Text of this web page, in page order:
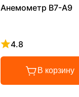
Анемометр В7-А9
4.8
Рейтинг 4.8 из 5
В корзину